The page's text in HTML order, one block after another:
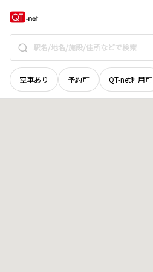
空車あり 予約可 QT-net利用可
島根県